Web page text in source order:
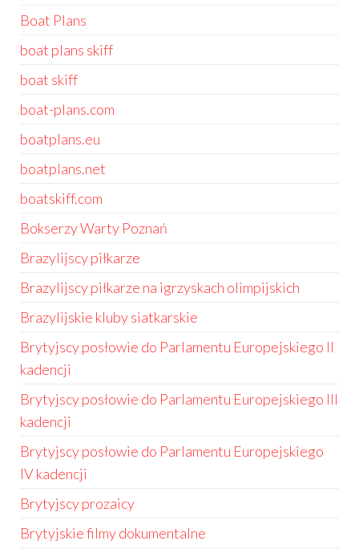
Boat Plans
boat plans skiff
boat skiff
boat-plans.com
boatplans.eu
boatplans.net
boatskiff.com
Bokserzy Warty Poznań
Brazylijscy piłkarze
Brazylijscy piłkarze na igrzyskach olimpijskich
Brazylijskie kluby siatkarskie
Brytyjscy posłowie do Parlamentu Europejskiego II
kadencji
Brytyjscy posłowie do Parlamentu Europejskiego III
kadencji
Brytyjscy posłowie do Parlamentu Europejskiego
IV kadencji
Brytyjscy prozaicy
Brytyjskie filmy dokumentalne